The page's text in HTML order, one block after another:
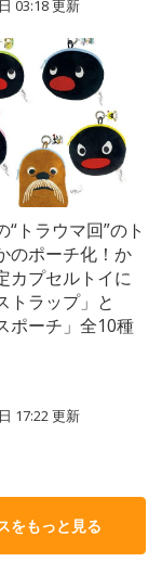
03:18更新
“トラウマ回”のト
のポーチ化！か
カプセルトイに
トラップ」と
ポーチ」全10種
17:22更新
をもっと見る